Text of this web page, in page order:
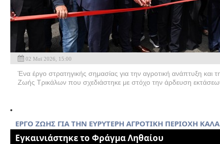
02 Μαϊ 2026, 15:00
Ένα έργο στρατηγικής σημασίας για την αγροτική ανάπτυξη και
Ζωής Τρικάλων που σχεδιάστηκε με στόχο την άρδευση
ΕΡΓΟ ΖΩΗΣ ΓΙΑ ΤΗΝ ΕYΡΥΤΕΡΗ ΑΓΡΟΤΙΚΗ ΠΕΡΙΟΧΗ
Eγκαινιάστηκε το Φράγμα Ληθαίου